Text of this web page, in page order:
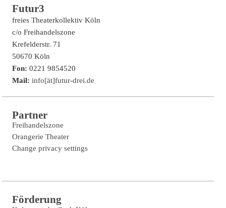
Futur3
freies Theaterkollektiv Köln
c/o Freihandelszone
Krefelderstr. 71
50670 Köln
Fon:0221 9854520
Mail:info[ät]futur-drei.de
Partner
Freihandelszone
Orangerie Theater
Change privacy settings
Förderung